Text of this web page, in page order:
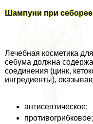
Шампуни при
Лечебная косметика
себума должна
соединения (цинк,
ингредиенты),
антисептическое;
противогрибковое;